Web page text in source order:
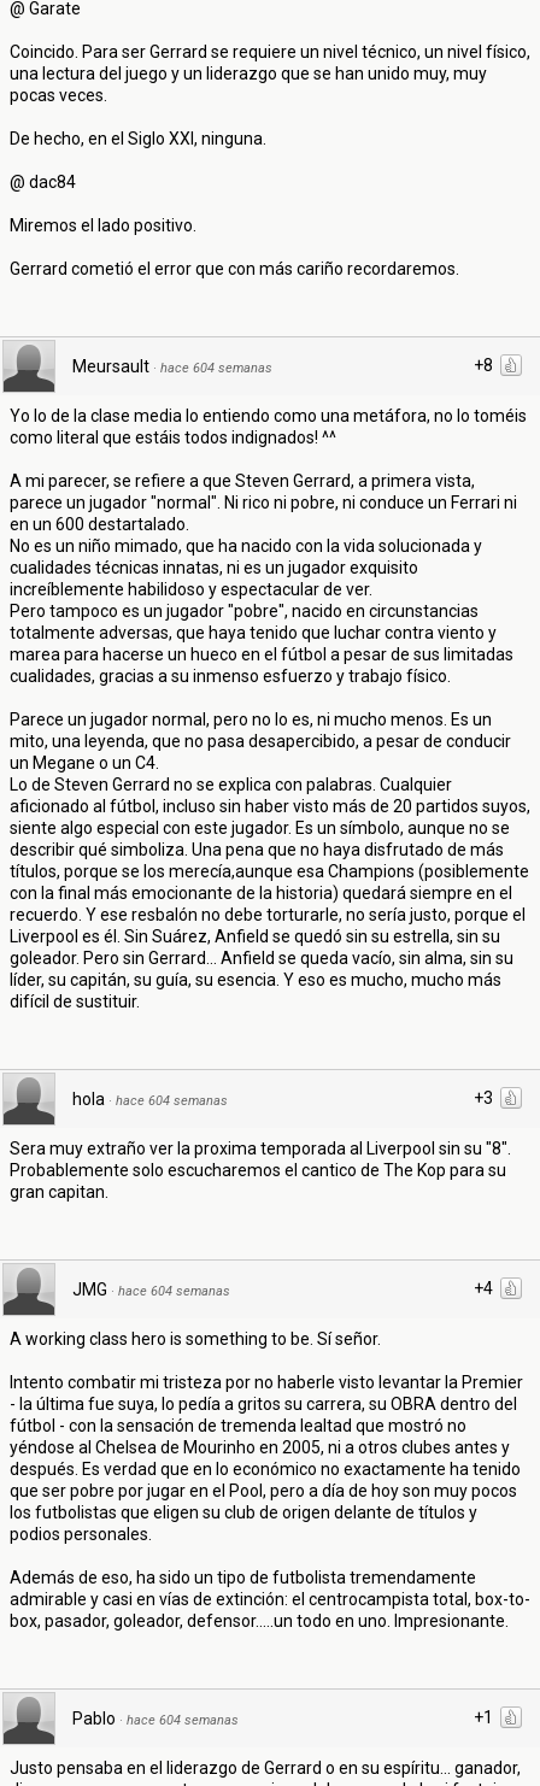
@ Garate
Coincido. Para ser Gerrard se requiere un nivel técnico, un nivel físico,
una lectura del juego y un liderazgo que se han unido muy, muy
pocas veces.
De hecho, en el Siglo XXI, ninguna.
@ dac84
Miremos el lado positivo.
Gerrard cometió el error que con más cariño recordaremos.
+8
Meursault · hace 604 semanas
Yo lo de la clase media lo entiendo como una metáfora, no lo toméis
como literal que estáis todos indignados! ^^
A mi parecer, se refiere a que Steven Gerrard, a primera vista,
parece un jugador "normal". Ni rico ni pobre, ni conduce un Ferrari ni
en un 600 destartalado.
No es un niño mimado, que ha nacido con la vida solucionada y
cualidades técnicas innatas, ni es un jugador exquisito
increíblemente habilidoso y espectacular de ver.
Pero tampoco es un jugador "pobre", nacido en circunstancias
totalmente adversas, que haya tenido que luchar contra viento y
marea para hacerse un hueco en el fútbol a pesar de sus limitadas
cualidades, gracias a su inmenso esfuerzo y trabajo físico.
Parece un jugador normal, pero no lo es, ni mucho menos. Es un
mito, una leyenda, que no pasa desapercibido, a pesar de conducir
un Megane o un C4.
Lo de Steven Gerrard no se explica con palabras. Cualquier
aficionado al fútbol, incluso sin haber visto más de 20 partidos suyos,
siente algo especial con este jugador. Es un símbolo, aunque no se
describir qué simboliza. Una pena que no haya disfrutado de más
títulos, porque se los merecía,aunque esa Champions (posiblemente
con la final más emocionante de la historia) quedará siempre en el
recuerdo. Y ese resbalón no debe torturarle, no sería justo, porque el
Liverpool es él. Sin Suárez, Anfield se quedó sin su estrella, sin su
goleador. Pero sin Gerrard... Anfield se queda vacío, sin alma, sin su
líder, su capitán, su guía, su esencia. Y eso es mucho, mucho más
difícil de sustituir.
+3
hola · hace 604 semanas
Sera muy extraño ver la proxima temporada al Liverpool sin su "8".
Probablemente solo escucharemos el cantico de The Kop para su
gran capitan.
+4
JMG · hace 604 semanas
A working class hero is something to be. Sí señor.
Intento combatir mi tristeza por no haberle visto levantar la Premier
- la última fue suya, lo pedía a gritos su carrera, su OBRA dentro del
fútbol - con la sensación de tremenda lealtad que mostró no
yéndose al Chelsea de Mourinho en 2005, ni a otros clubes antes y
después. Es verdad que en lo económico no exactamente ha tenido
que ser pobre por jugar en el Pool, pero a día de hoy son muy pocos
los futbolistas que eligen su club de origen delante de títulos y
podios personales.
Además de eso, ha sido un tipo de futbolista tremendamente
admirable y casi en vías de extinción: el centrocampista total, box-to-
box, pasador, goleador, defensor.....un todo en uno. Impresionante.
+1
Pablo · hace 604 semanas
Justo pensaba en el liderazgo de Gerrard o en su espíritu... ganador,